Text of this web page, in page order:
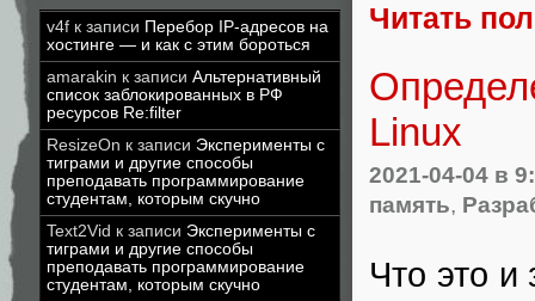
v4f к записи Перебор IP-адресов на
хостинге — и как с этим бороться
amarakin к записи Альтернативный
список заблокированных в РФ
ресурсов Re:filter
ResizeOn к записи Эксперименты с
тиграми и другие способы
преподавать программирование
студентам, которым скучно
Text2Vid к записи Эксперименты с
тиграми и другие способы
преподавать программирование
студентам, которым скучно
Читать
Linux
2021-04-04 в
память,
Что это и